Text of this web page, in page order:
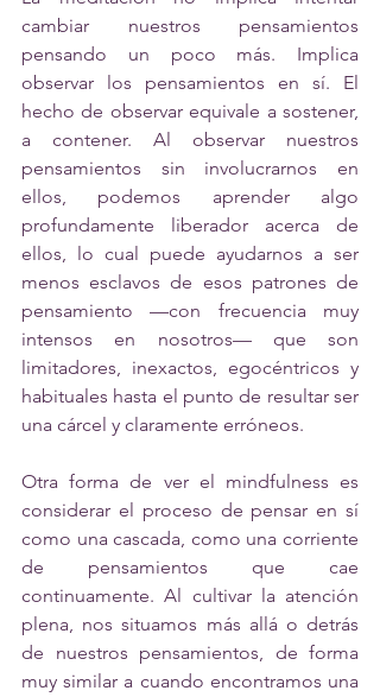
cambiar nuestros pensamientos
pensando un poco más. Implica
observar los pensamientos en sí. El
hecho de observar equivale a sostener,
a contener. Al observar nuestros
pensamientos sin involucrarnos en
ellos, podemos aprender algo
profundamente liberador acerca de
ellos, lo cual puede ayudarnos a ser
menos esclavos de esos patrones de
pensamiento —con frecuencia muy
intensos en nosotros— que son
limitadores, inexactos, egocéntricos y
habituales hasta el punto de resultar ser
una cárcel y claramente erróneos.
Otra forma de ver el mindfulness es
considerar el proceso de pensar en sí
como una cascada, como una corriente
de pensamientos que cae
continuamente. Al cultivar la atención
plena, nos situamos más allá o detrás
de nuestros pensamientos, de forma
muy similar a cuando encontramos una